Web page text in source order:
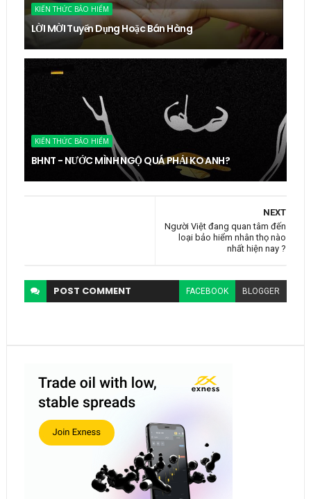
KIẾN THỨC BẢO HIỂM
LỜI MỜI Tuyển Dụng Hoặc Bán Hàng
KIẾN THỨC BẢO HIỂM
BHNT - NƯỚC MÌNH NGỘ QUÁ PHẢI KO ANH?
NEXT
Người Việt đang quan tâm đến
loại bảo hiểm nhân thọ nào
nhất hiện nay ?
POST COMMENT FACEBOOK BLOGGER